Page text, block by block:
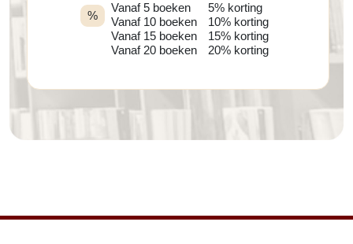
%
Vanaf 5 boeken
Vanaf 10 boeken
Vanaf 15 boeken
Vanaf 20 boeken
5% korting
10% korting
15% korting
20% korting